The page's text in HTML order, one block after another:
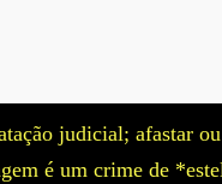
judicial; afastar
é um crime de